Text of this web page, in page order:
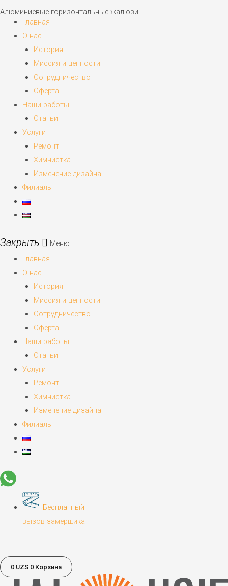
Алюминиевые горизонтальные жалюзи
Главная
О нас
История
Миссия и ценности
Сотрудничество
Оферта
Наши работы
Статьи
Услуги
Ремонт
Химчистка
Изменение дизайна
Филиалы
Меню
Главная
О нас
История
Миссия и ценности
Сотрудничество
Оферта
Наши работы
Статьи
Услуги
Ремонт
Химчистка
Изменение дизайна
Филиалы
Бесплатный
вызов замерщика
0 UZS 0 Корзина